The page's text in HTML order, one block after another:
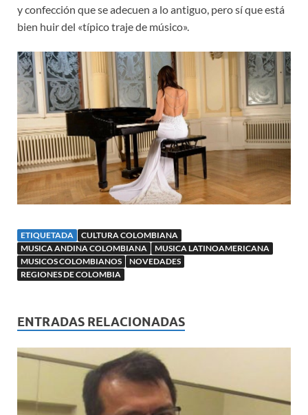
y confección que se adecuen a lo antiguo, pero sí que está
bien huir del «típico traje de músico».
ETIQUETADA
CULTURA COLOMBIANA
MUSICA ANDINA COLOMBIANA
MUSICA LATINOAMERICANA
MUSICOS COLOMBIANOS
NOVEDADES
REGIONES DE COLOMBIA
ENTRADAS RELACIONADAS